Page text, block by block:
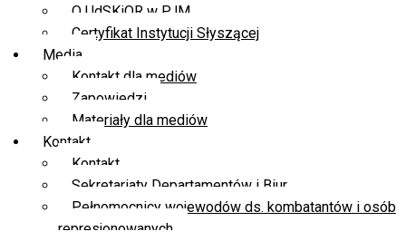
O UdSKiOR w PJM
Certyfikat Instytucji Słyszącej
Media
Kontakt dla mediów
Zapowiedzi
Materiały dla mediów
Kontakt
Kontakt
Sekretariaty Departamentów i Biur
Pełnomocnicy wojewodów ds. kombatantów i osób
represjonowanych